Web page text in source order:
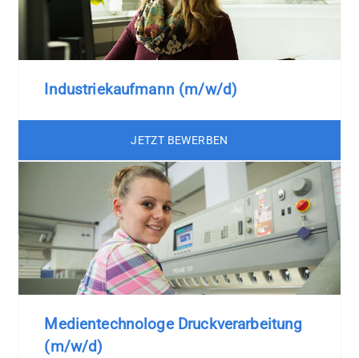
Industriekaufmann (m/w/d)
JETZT BEWERBEN
Medientechnologe Druckverarbeitung
(m/w/d)